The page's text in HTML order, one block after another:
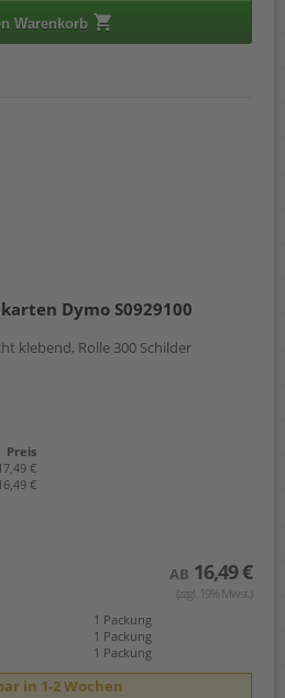
Warenkorb
Dymo S0929100
klebend, Rolle 300 Schilder
Preis
€
€
AB 16,49 €
(zzgl. 19% Mwst.)
1 Packung
1 Packung
1 Packung
in 1-2 Wochen